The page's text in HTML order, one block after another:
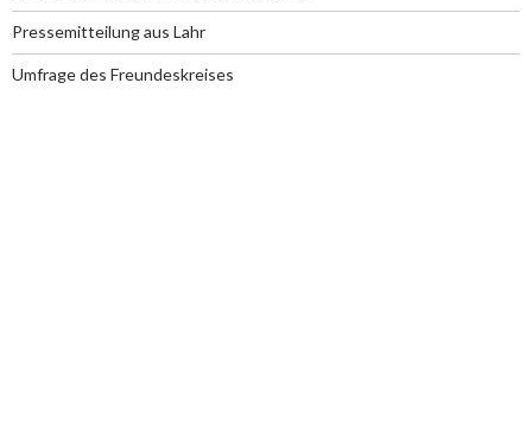
Pressemitteilung aus Lahr
Umfrage des Freundeskreises